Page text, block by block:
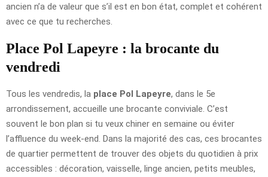
ancien n’a de valeur que s’il est en bon état, complet et cohérent
avec ce que tu recherches.
Place Pol Lapeyre : la brocante du
vendredi
Tous les vendredis, la place Pol Lapeyre, dans le 5e
arrondissement, accueille une brocante conviviale. C’est
souvent le bon plan si tu veux chiner en semaine ou éviter
l’affluence du week-end. Dans la majorité des cas, ces brocantes
de quartier permettent de trouver des objets du quotidien à prix
accessibles : décoration, vaisselle, linge ancien, petits meubles,